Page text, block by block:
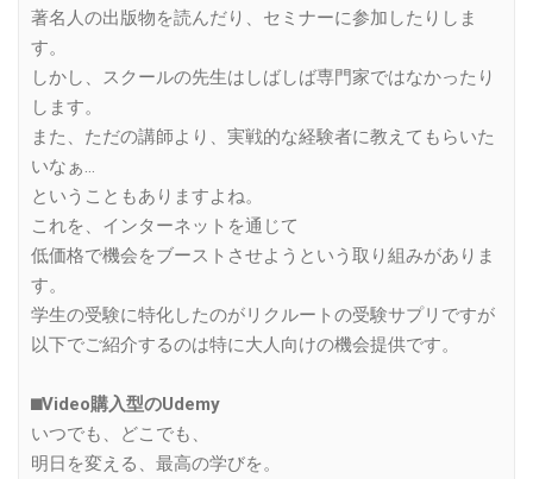
著名人の出版物を読んだり、セミナーに参加したりしま
す。
しかし、スクールの先生はしばしば専門家ではなかったり
します。
また、ただの講師より、実戦的な経験者に教えてもらいた
いなぁ…
ということもありますよね。
これを、インターネットを通じて
低価格で機会をブーストさせようという取り組みがありま
す。
学生の受験に特化したのがリクルートの受験サプリですが
以下でご紹介するのは特に大人向けの機会提供です。
⬛︎Video購入型のUdemy
いつでも、どこでも、
明日を変える、最高の学びを。